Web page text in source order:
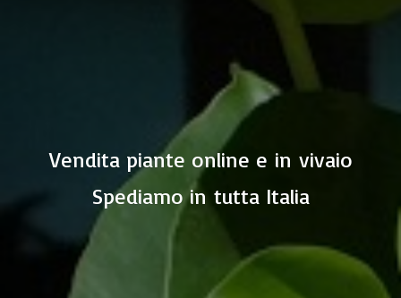
Vendita piante online e in vivaio
Spediamo in tutta Italia